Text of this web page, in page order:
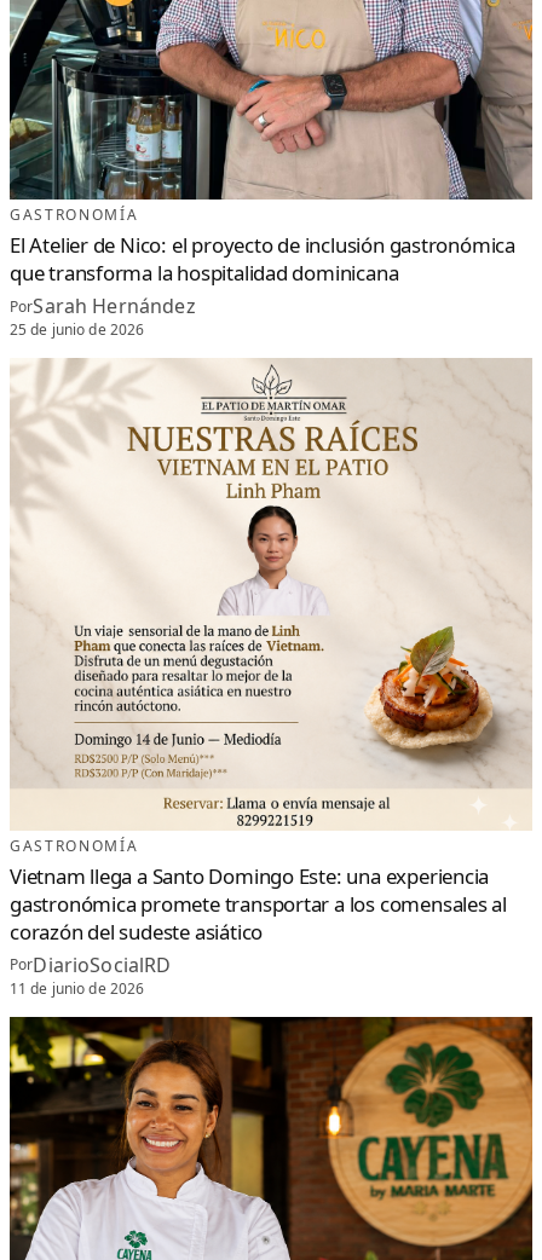
GASTRONOMÍA
El Atelier de Nico: el proyecto de inclusión gastronómica
que transforma la hospitalidad dominicana
PorSarah Hernández
25 de junio de 2026
GASTRONOMÍA
Vietnam llega a Santo Domingo Este: una experiencia
gastronómica promete transportar a los comensales al
corazón del sudeste asiático
PorDiarioSocialRD
11 de junio de 2026